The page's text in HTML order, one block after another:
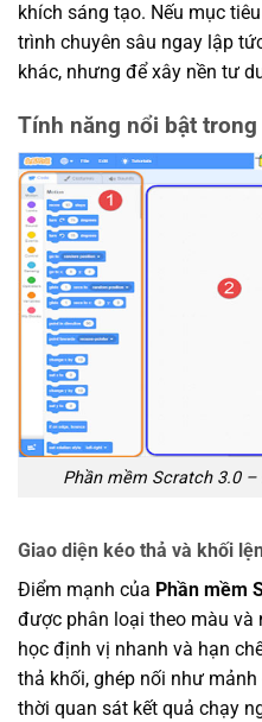
khích sáng tạo. Nếu mục
trình chuyên sâu ngay lập
khác, nhưng để xây nền tư
Tính năng nổi bật
Phần mềm Scratch 3.0
Giao diện kéo thả và khối
Điểm mạnh của Phần mềm
được phân loại theo màu và
học định vị nhanh và hạn
thả khối, ghép nối như
thời quan sát kết quả chạy